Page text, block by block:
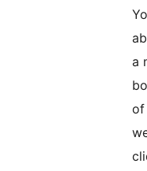
a
of